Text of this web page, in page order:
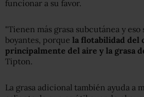
funcionar a su favor.
"Tienen más grasa subcutánea y
boyantes, porque la flotabilidad del
principalmente del aire y la grasa
Tipton.
La grasa adicional también ayuda a